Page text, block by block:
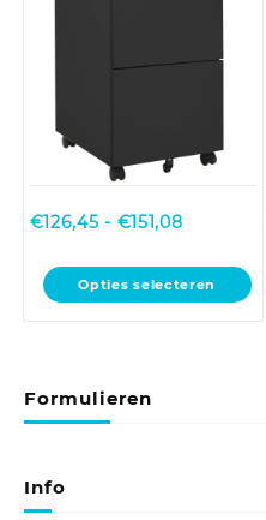
€126,45 - €151,08
tot
€151,08
Opties selecteren
Dit
product
Deze
optie
gekozen
worden
Formulieren
Info